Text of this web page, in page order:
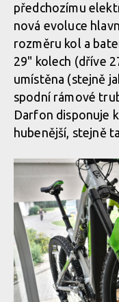
Rock Machine 2020 -
Rock Machine 2020 -
Rock Machine 2020 -
Rock Machine 2020 -
předchozímu
nová evoluce
rozměru kol a
29" kolech (dříve
umístěna (stejně
spodní rámové
Darfon disponuje
hubenější, stejně